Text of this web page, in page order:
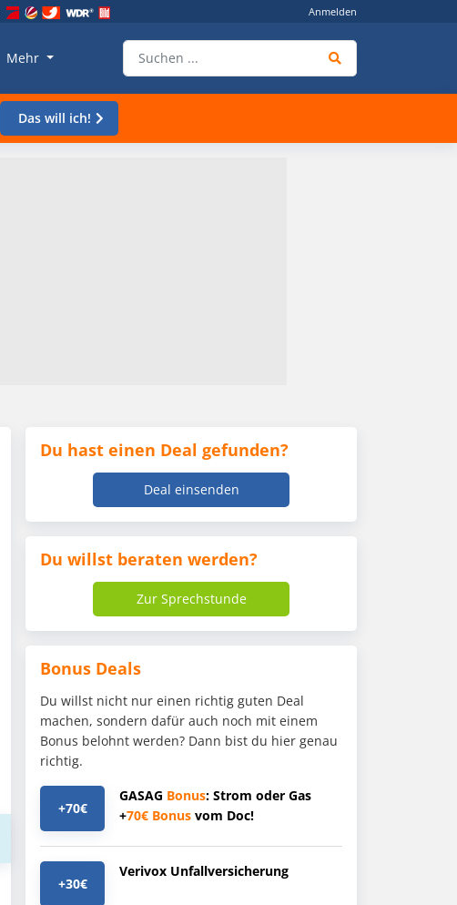
Anmelden
Mehr
Das will ich!
Du hast einen Deal gefunden?
Deal einsenden
Du willst beraten werden?
Zur Sprechstunde
Bonus Deals
Du willst nicht nur einen richtig guten Deal
machen, sondern dafür auch noch mit einem
Bonus belohnt werden? Dann bist du hier genau
richtig.
+70€
GASAG Bonus: Strom oder Gas
+70€ Bonus vom Doc!
+30€
Verivox Unfallversicherung